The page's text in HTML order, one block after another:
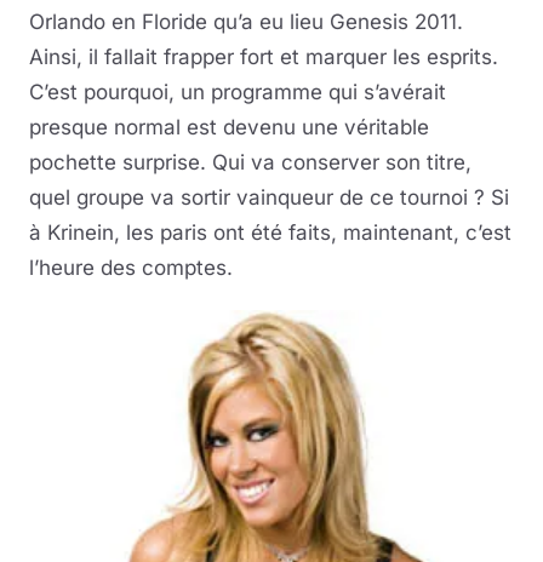
Orlando en Floride qu’a eu lieu Genesis 2011.
Ainsi, il fallait frapper fort et marquer les esprits.
C’est pourquoi, un programme qui s’avérait
presque normal est devenu une véritable
pochette surprise. Qui va conserver son titre,
quel groupe va sortir vainqueur de ce tournoi ? Si
à Krinein, les paris ont été faits, maintenant, c’est
l’heure des comptes.